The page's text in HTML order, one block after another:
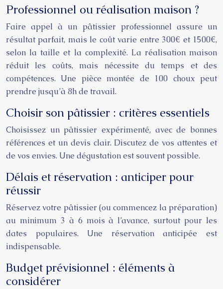
Professionnel ou réalisation maison ?
Faire appel à un pâtissier professionnel assure un
résultat parfait, mais le coût varie entre 300€ et 1500€,
selon la taille et la complexité. La réalisation maison
réduit les coûts, mais nécessite du temps et des
compétences. Une pièce montée de 100 choux peut
prendre jusqu’à 8h de travail.
Choisir son pâtissier : critères essentiels
Choisissez un pâtissier expérimenté, avec de bonnes
références et un devis clair. Discutez de vos attentes et
de vos envies. Une dégustation est souvent possible.
Délais et réservation : anticiper pour
réussir
Réservez votre pâtissier (ou commencez la préparation)
au minimum 3 à 6 mois à l’avance, surtout pour les
dates populaires. Une réservation anticipée est
indispensable.
Budget prévisionnel : éléments à
considérer